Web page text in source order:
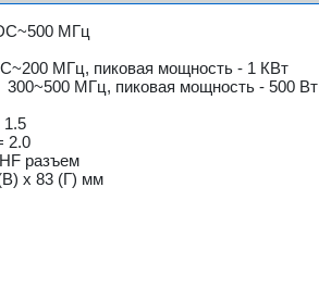
МГц
МГц, пиковая мощность - 1 КВт
мощность - 500 Вт
разъем
x 83 (Г) мм